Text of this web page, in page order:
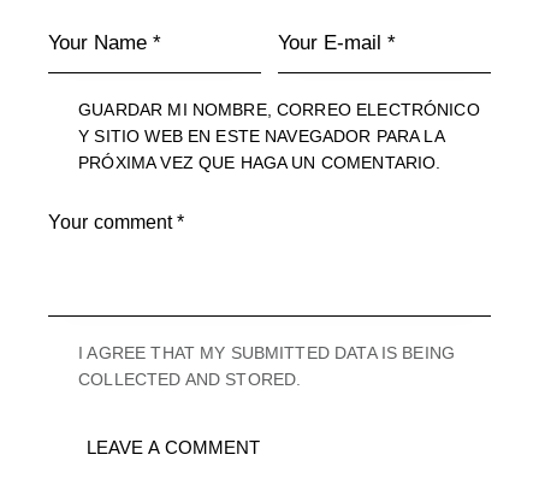
GUARDAR MI NOMBRE, CORREO ELECTRÓNICO
Y SITIO WEB EN ESTE NAVEGADOR PARA LA
PRÓXIMA VEZ QUE HAGA UN COMENTARIO.
I AGREE THAT MY SUBMITTED DATA IS BEING
COLLECTED AND STORED.